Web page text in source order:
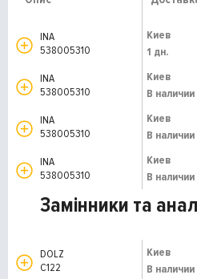
INA
538005310
Киев
1 дн.
INA
538005310
Киев
В наличии
INA
538005310
Киев
В наличии
INA
538005310
Киев
В наличии
Замінники та
DOLZ
C122
Киев
В наличии